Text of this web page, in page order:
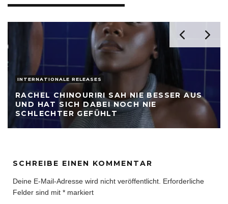
INTERNATIONALE RELEASES
RACHEL CHINOURIRI SAH NIE BESSER AUS
UND HAT SICH DABEI NOCH NIE
SCHLECHTER GEFÜHLT
SCHREIBE EINEN KOMMENTAR
Deine E-Mail-Adresse wird nicht veröffentlicht. Erforderliche
Felder sind mit * markiert